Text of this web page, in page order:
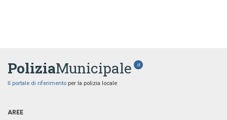
PoliziaMunicipale .it
Il portale di riferimento per la polizia locale
AREE